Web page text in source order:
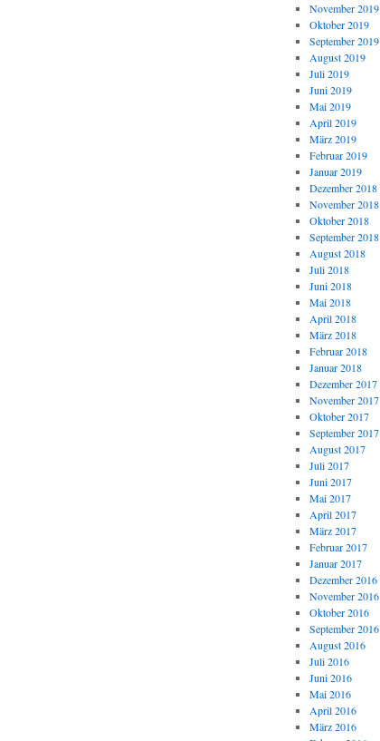
November 2019
Oktober 2019
September 2019
August 2019
Juli 2019
Juni 2019
Mai 2019
April 2019
März 2019
Februar 2019
Januar 2019
Dezember 2018
November 2018
Oktober 2018
September 2018
August 2018
Juli 2018
Juni 2018
Mai 2018
April 2018
März 2018
Februar 2018
Januar 2018
Dezember 2017
November 2017
Oktober 2017
September 2017
August 2017
Juli 2017
Juni 2017
Mai 2017
April 2017
März 2017
Februar 2017
Januar 2017
Dezember 2016
November 2016
Oktober 2016
September 2016
August 2016
Juli 2016
Juni 2016
Mai 2016
April 2016
März 2016